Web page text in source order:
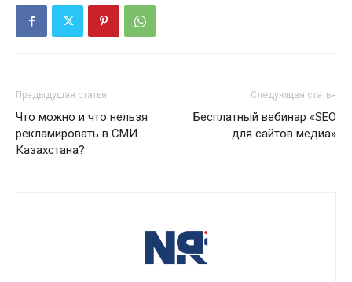
Предыдущая статья
Что можно и что нельзя
рекламировать в СМИ
Казахстана?
Следующая статья
Бесплатный вебинар «SEO
для сайтов медиа»